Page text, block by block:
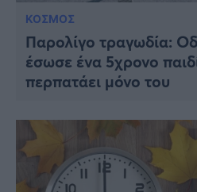
ΚΟΣΜΟΣ
Παρολίγο τραγωδία:
έσωσε ένα 5χρονο
περπατάει μόνο του